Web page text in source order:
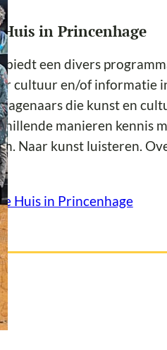
in Princenhage
biedt een divers
cultuur en/of informatie
die kunst en
manieren kennis
Naar kunst luisteren.
Huis in Princenhage